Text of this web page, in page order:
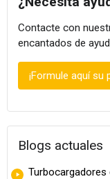
Contacte con
encantados de
¡Formule aquí su
Blogs actuales
Turbocargadores